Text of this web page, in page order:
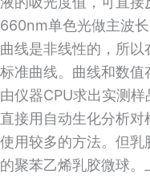
660nm单色光做主波
曲线是非线性的，所
标准曲线。曲线和数
由仪器CPU求出实测
直接用自动生化分析
使用较多的方法。但
的聚苯乙烯乳胶微球